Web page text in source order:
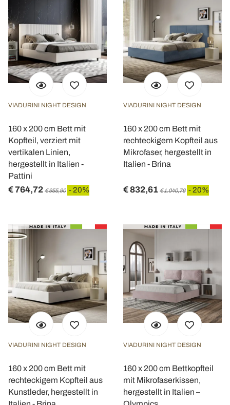
VIADURINI NIGHT DESIGN
160 x 200 cm Bett mit
Kopfteil, verziert mit
vertikalen Linien,
hergestellt in Italien -
Pattini
€ 764,72 € 955,90 - 20%
VIADURINI NIGHT DESIGN
160 x 200 cm Bett mit
rechteckigem Kopfteil aus
Mikrofaser, hergestellt in
Italien - Brina
€ 832,61 € 1.040,76 - 20%
VIADURINI NIGHT DESIGN
160 x 200 cm Bett mit
rechteckigem Kopfteil aus
Kunstleder, hergestellt in
VIADURINI NIGHT DESIGN
160 x 200 cm Bettkopfteil
mit Mikrofaserkissen,
hergestellt in Italien –